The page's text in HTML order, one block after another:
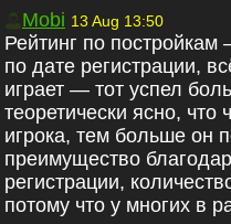
Mobi 13 Aug 13:50
Рейтинг по постройкам
по дате регистрации,
играет — тот успел
теоретически ясно,
игрока, тем больше он
преимущество
регистрации,
потому что у многих в